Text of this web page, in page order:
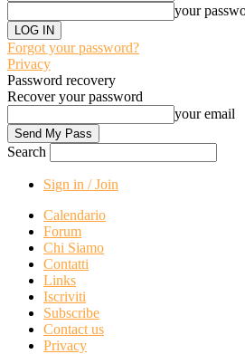
your
Forgot your password?
Privacy
Password recovery
Recover your password
your email
Search
Sign in / Join
Calendario
Forum
Chi Siamo
Contatti
Links
Iscriviti
Subscribe
Contact us
Privacy